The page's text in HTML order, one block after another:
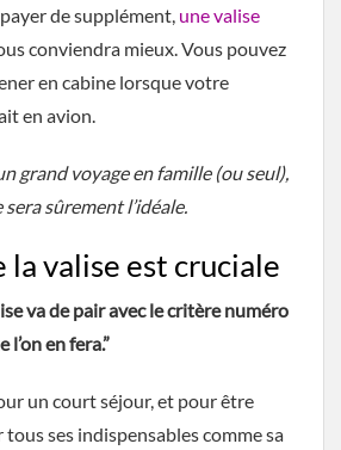
de supplément, une valise
conviendra mieux. Vous pouvez
en cabine lorsque votre
en avion.
grand voyage en famille (ou seul),
sûrement l’idéale.
la valise est cruciale
va de pair avec le critère numéro
l’on en fera.”
un court séjour, et pour être
tous ses indispensables comme sa